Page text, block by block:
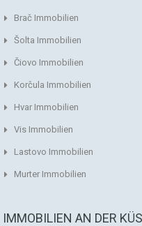
Brač Immobilien
Šolta Immobilien
Čiovo Immobilien
Korčula Immobilien
Hvar Immobilien
Vis Immobilien
Lastovo Immobilien
Murter Immobilien
IMMOBILIEN AN DER